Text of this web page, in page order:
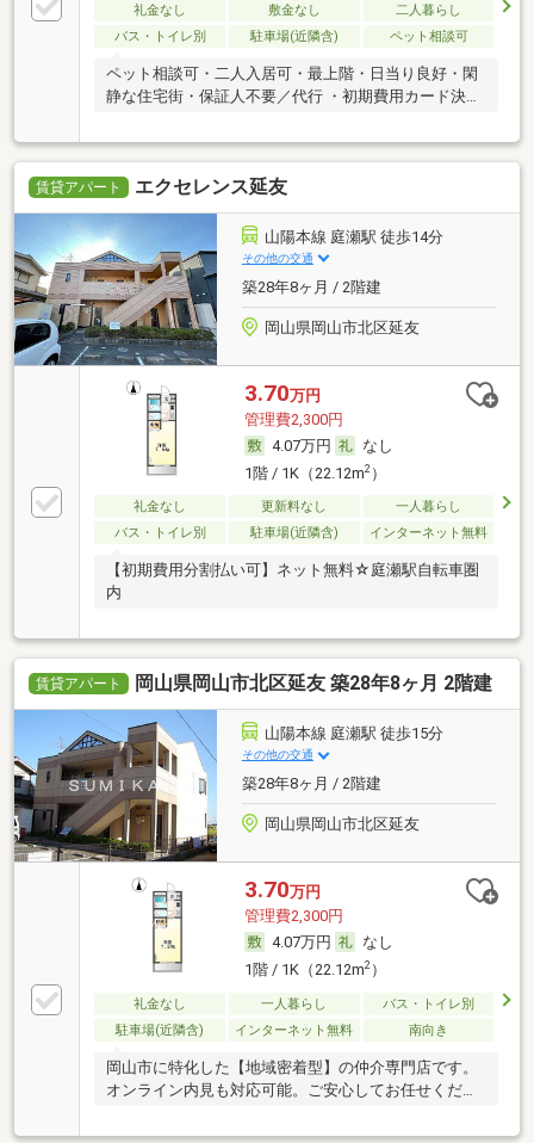
礼金なし 敷金なし
二人暮らし
バス・トイレ別
駐車場(近隣含) ペット相談可
ペット相談可・二人入居可・最上階・日当り良好・閑
静な住宅街・保証人不要／代行 ・初期費用カード決済
賃貸アパート エクセレンス延友
山陽本線 庭瀬駅 徒歩14分
その他の交通
築28年8ヶ月 / 2階建
岡山県岡山市北区延友
3.70万円
管理費2,300円
4.07万円
なし
1階 / 1K（22.12m2）
礼金なし 更新料なし
一人暮らし
バス・トイレ別
駐車場(近隣含) インターネット無料
【初期費用分割払い可】ネット無料☆庭瀬駅自転車圏
内
賃貸アパート 岡山県岡山市北区延友 築28年8ヶ月 2階建
山陽本線 庭瀬駅 徒歩15分
その他の交通
築28年8ヶ月 / 2階建
岡山県岡山市北区延友
3.70万円
管理費2,300円
4.07万円
なし
1階 / 1K（22.12m2）
礼金なし 一人暮らし
バス・トイレ別
駐車場(近隣含)
インターネット無料 南向き
岡山市に特化した【地域密着型】の仲介専門店です。
オンライン内見も対応可能。ご安心してお任せくださ